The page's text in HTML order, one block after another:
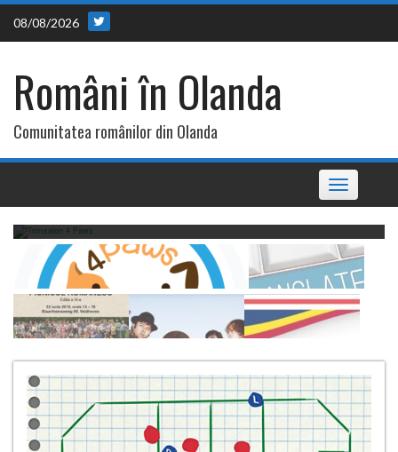
Skip
content
08/08/2026
Români în Olanda
Comunitatea românilor din Olanda
Toggle
navigation
Trimsalon 4 Paws